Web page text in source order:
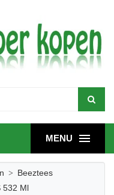
MENU
Beeztees
532 Ml